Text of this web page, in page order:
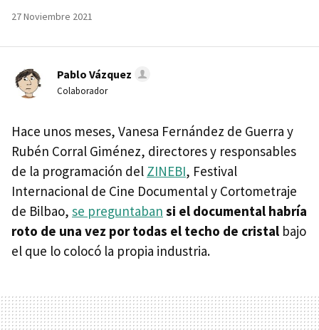
27 Noviembre 2021
Pablo Vázquez
Colaborador
Hace unos meses, Vanesa Fernández de Guerra y
Rubén Corral Giménez, directores y responsables
de la programación del ZINEBI, Festival
Internacional de Cine Documental y Cortometraje
de Bilbao, se preguntaban si el documental habría
roto de una vez por todas el techo de cristal bajo
el que lo colocó la propia industria.